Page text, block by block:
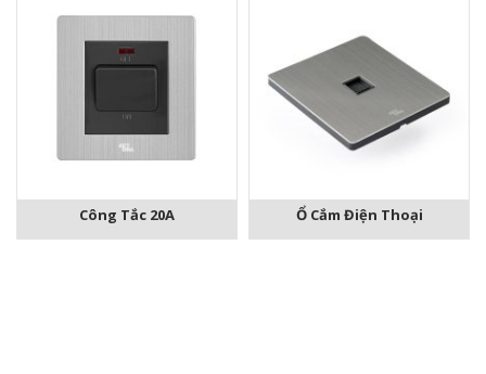
Công Tắc 20A Ổ Cắm Điện Thoại